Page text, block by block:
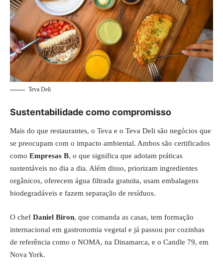
Teva Deli
Sustentabilidade como compromisso
Mais do que restaurantes, o Teva e o Teva Deli são negócios que
se preocupam com o impacto ambiental. Ambos são certificados
como Empresas B, o que significa que adotam práticas
sustentáveis no dia a dia. Além disso, priorizam ingredientes
orgânicos, oferecem água filtrada gratuita, usam embalagens
biodegradáveis e fazem separação de resíduos.
O chef Daniel Biron, que comanda as casas, tem formação
internacional em gastronomia vegetal e já passou por cozinhas
de referência como o NOMA, na Dinamarca, e o Candle 79, em
Nova York.